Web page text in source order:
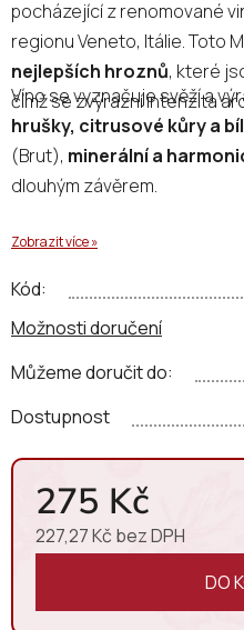
pocházející z renomované
regionu Veneto, Itálie. Toto
nejlepších hroznů, které
čímž se zvýrazní intenzita
Víno se vyznačuje svěží a
hrušky, citrusové kůry a
(Brut), minerální a
dlouhým závěrem.
Zobrazit více »
Dostupnost
Můžeme doručit do:
Možnosti doručení
Kód:
275 Kč
227,27 Kč bez DPH
DO